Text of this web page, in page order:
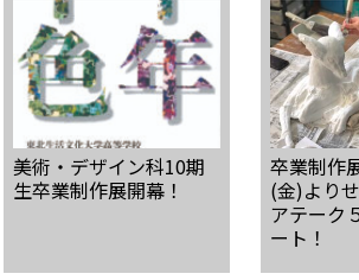
美術・デザイン科10期
生卒業制作展開幕！
卒業制作
(金)より
アテーク
ート！